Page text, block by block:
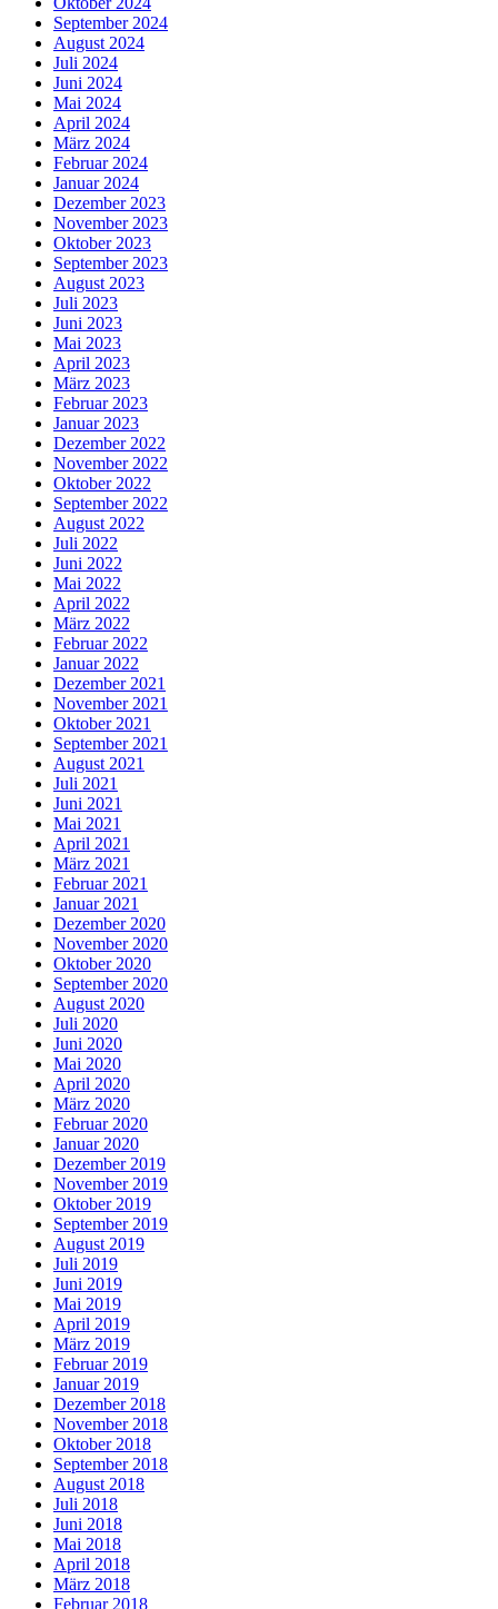
September 2024
August 2024
Juli 2024
Juni 2024
Mai 2024
April 2024
März 2024
Februar 2024
Januar 2024
Dezember 2023
November 2023
Oktober 2023
September 2023
August 2023
Juli 2023
Juni 2023
Mai 2023
April 2023
März 2023
Februar 2023
Januar 2023
Dezember 2022
November 2022
Oktober 2022
September 2022
August 2022
Juli 2022
Juni 2022
Mai 2022
April 2022
März 2022
Februar 2022
Januar 2022
Dezember 2021
November 2021
Oktober 2021
September 2021
August 2021
Juli 2021
Juni 2021
Mai 2021
April 2021
März 2021
Februar 2021
Januar 2021
Dezember 2020
November 2020
Oktober 2020
September 2020
August 2020
Juli 2020
Juni 2020
Mai 2020
April 2020
März 2020
Februar 2020
Januar 2020
Dezember 2019
November 2019
Oktober 2019
September 2019
August 2019
Juli 2019
Juni 2019
Mai 2019
April 2019
März 2019
Februar 2019
Januar 2019
Dezember 2018
November 2018
Oktober 2018
September 2018
August 2018
Juli 2018
Juni 2018
Mai 2018
April 2018
März 2018
Februar 2018